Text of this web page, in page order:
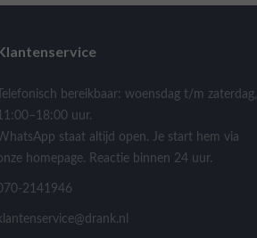
bereikbaar: woensdag t/m zaterdag,
uur.
staat altijd open. Je start hem via
homepage. Reactie binnen 24 uur.
2141946